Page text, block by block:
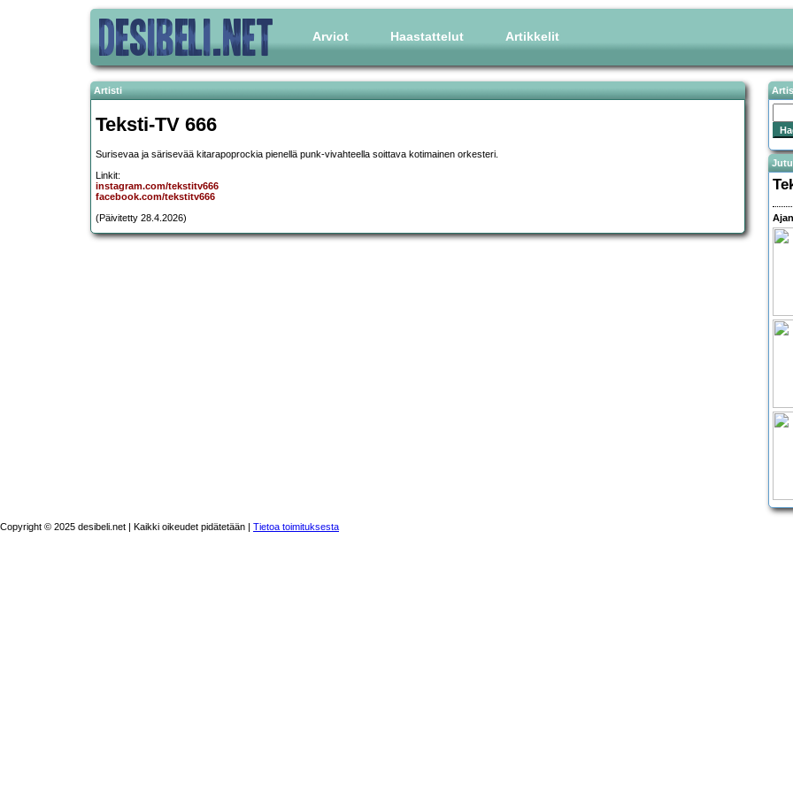
Arviot Haastattelut Artikkelit
Artisti
Teksti-TV 666
Surisevaa ja särisevää kitarapoprockia pienellä punk-vivahteella soittava kotimainen orkesteri.
Linkit:
instagram.com/tekstitv666
facebook.com/tekstitv666
(Päivitetty 28.4.2026)
Copyright © 2025 desibeli.net | Kaikki oikeudet pidätetään | Tietoa toimituksesta